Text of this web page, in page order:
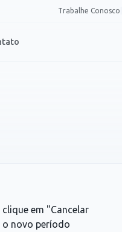
Trabalhe Conosco
em "Cancelar
o novo período